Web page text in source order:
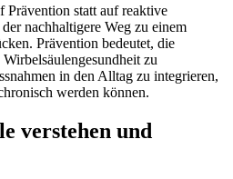
Prävention statt auf reaktive
nachhaltigere Weg zu einem
Prävention bedeutet, die
zu
in den Alltag zu integrieren,
werden können.
verstehen und